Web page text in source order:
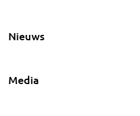
Nieuws
Media